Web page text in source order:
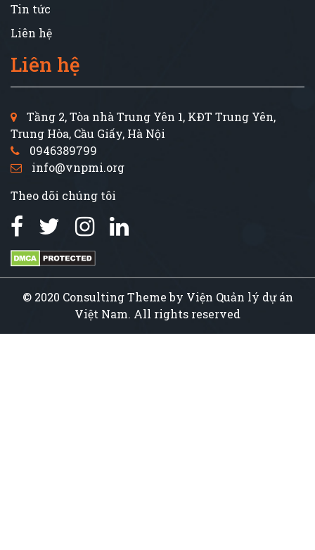
Tin tức
Liên hệ
Liên hệ
Tầng 2, Tòa nhà Trung Yên 1, KĐT Trung Yên,
Trung Hòa, Cầu Giấy, Hà Nội
0946389799
info@vnpmi.org
Theo dõi chúng tôi
© 2020 Consulting Theme by Viện Quản lý dự án
Việt Nam. All rights reserved